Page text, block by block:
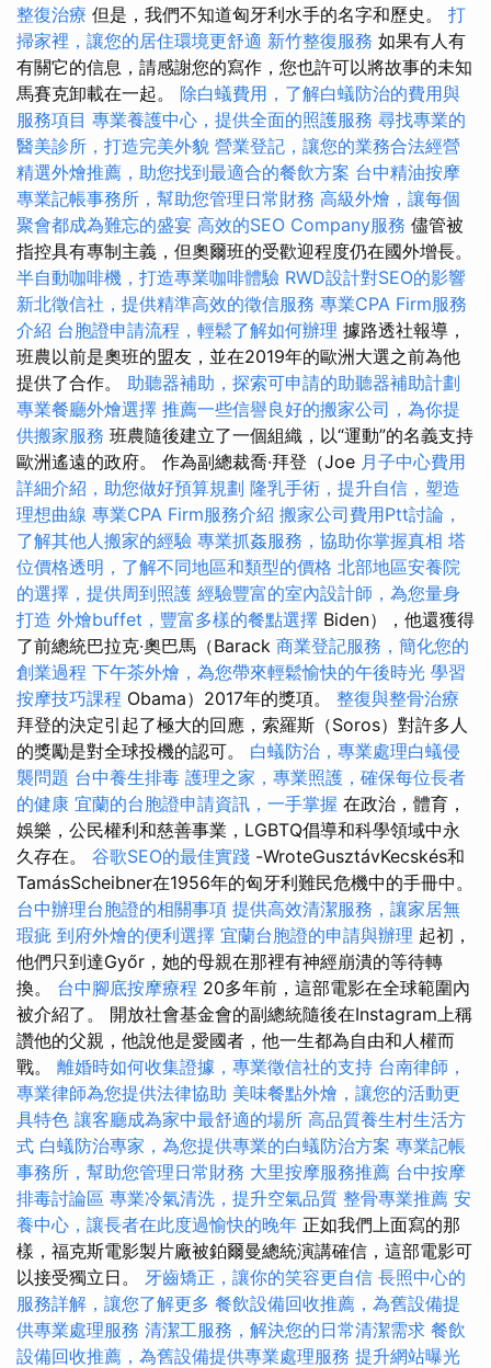
整復治療 但是，我們不知道匈牙利水手的名字和歷史。 打
掃家裡，讓您的居住環境更舒適 新竹整復服務 如果有人有
有關它的信息，請感謝您的寫作，您也許可以將故事的未知
馬賽克卸載在一起。 除白蟻費用，了解白蟻防治的費用與
服務項目 專業養護中心，提供全面的照護服務 尋找專業的
醫美診所，打造完美外貌 營業登記，讓您的業務合法經營
精選外燴推薦，助您找到最適合的餐飲方案 台中精油按摩
專業記帳事務所，幫助您管理日常財務 高級外燴，讓每個
聚會都成為難忘的盛宴 高效的SEO Company服務 儘管被
指控具有專制主義，但奧爾班的受歡迎程度仍在國外增長。
半自動咖啡機，打造專業咖啡體驗 RWD設計對SEO的影響
新北徵信社，提供精準高效的徵信服務 專業CPA Firm服務
介紹 台胞證申請流程，輕鬆了解如何辦理 據路透社報導，
班農以前是奧班的盟友，並在2019年的歐洲大選之前為他
提供了合作。 助聽器補助，探索可申請的助聽器補助計劃
專業餐廳外燴選擇 推薦一些信譽良好的搬家公司，為你提
供搬家服務 班農隨後建立了一個組織，以“運動”的名義支持
歐洲遙遠的政府。 作為副總裁喬·拜登（Joe 月子中心費用
詳細介紹，助您做好預算規劃 隆乳手術，提升自信，塑造
理想曲線 專業CPA Firm服務介紹 搬家公司費用Ptt討論，
了解其他人搬家的經驗 專業抓姦服務，協助你掌握真相 塔
位價格透明，了解不同地區和類型的價格 北部地區安養院
的選擇，提供周到照護 經驗豐富的室內設計師，為您量身
打造 外燴buffet，豐富多樣的餐點選擇 Biden），他還獲得
了前總統巴拉克·奧巴馬（Barack 商業登記服務，簡化您的
創業過程 下午茶外燴，為您帶來輕鬆愉快的午後時光 學習
按摩技巧課程 Obama）2017年的獎項。 整復與整骨治療
拜登的決定引起了極大的回應，索羅斯（Soros）對許多人
的獎勵是對全球投機的認可。 白蟻防治，專業處理白蟻侵
襲問題 台中養生排毒 護理之家，專業照護，確保每位長者
的健康 宜蘭的台胞證申請資訊，一手掌握 在政治，體育，
娛樂，公民權利和慈善事業，LGBTQ倡導和科學領域中永
久存在。 谷歌SEO的最佳實踐 -WroteGusztávKecskés和
TamásScheibner在1956年的匈牙利難民危機中的手冊中。
台中辦理台胞證的相關事項 提供高效清潔服務，讓家居無
瑕疵 到府外燴的便利選擇 宜蘭台胞證的申請與辦理 起初，
他們只到達Győr，她的母親在那裡有神經崩潰的等待轉
換。 台中腳底按摩療程 20多年前，這部電影在全球範圍內
被介紹了。 開放社會基金會的副總統隨後在Instagram上稱
讚他的父親，他說他是愛國者，他一生都為自由和人權而
戰。 離婚時如何收集證據，專業徵信社的支持 台南律師，
專業律師為您提供法律協助 美味餐點外燴，讓您的活動更
具特色 讓客廳成為家中最舒適的場所 高品質養生村生活方
式 白蟻防治專家，為您提供專業的白蟻防治方案 專業記帳
事務所，幫助您管理日常財務 大里按摩服務推薦 台中按摩
排毒討論區 專業冷氣清洗，提升空氣品質 整骨專業推薦 安
養中心，讓長者在此度過愉快的晚年 正如我們上面寫的那
樣，福克斯電影製片廠被鉑爾曼總統演講確信，這部電影可
以接受獨立日。 牙齒矯正，讓你的笑容更自信 長照中心的
服務詳解，讓您了解更多 餐飲設備回收推薦，為舊設備提
供專業處理服務 清潔工服務，解決您的日常清潔需求 餐飲
設備回收推薦，為舊設備提供專業處理服務 提升網站曝光